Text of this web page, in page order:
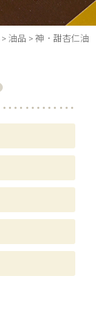
> 油品 > 神．甜杏仁油